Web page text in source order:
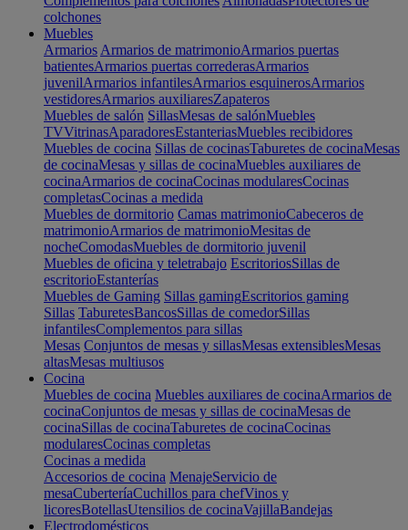
colchones
Muebles
Armarios Armarios de matrimonioArmarios puertas
batientesArmarios puertas correderasArmarios
juvenilArmarios infantilesArmarios esquinerosArmarios
vestidoresArmarios auxiliaresZapateros
Muebles de salón SillasMesas de salónMuebles
TVVitrinasAparadoresEstanteriasMuebles recibidores
Muebles de cocina Sillas de cocinasTaburetes de cocinaMesas
de cocinaMesas y sillas de cocinaMuebles auxiliares de
cocinaArmarios de cocinaCocinas modularesCocinas
completasCocinas a medida
Muebles de dormitorio Camas matrimonioCabeceros de
matrimonioArmarios de matrimonioMesitas de
nocheComodasMuebles de dormitorio juvenil
Muebles de oficina y teletrabajo EscritoriosSillas de
escritorioEstanterías
Muebles de Gaming Sillas gamingEscritorios gaming
Sillas TaburetesBancosSillas de comedorSillas
infantilesComplementos para sillas
Mesas Conjuntos de mesas y sillasMesas extensiblesMesas
altasMesas multiusos
Cocina
Muebles de cocina Muebles auxiliares de cocinaArmarios de
cocinaConjuntos de mesas y sillas de cocinaMesas de
cocinaSillas de cocinaTaburetes de cocinaCocinas
modularesCocinas completas
Cocinas a medida
Accesorios de cocina MenajeServicio de
mesaCuberteríaCuchillos para chefVinos y
licoresBotellasUtensilios de cocinaVajillaBandejas
Electrodomésticos